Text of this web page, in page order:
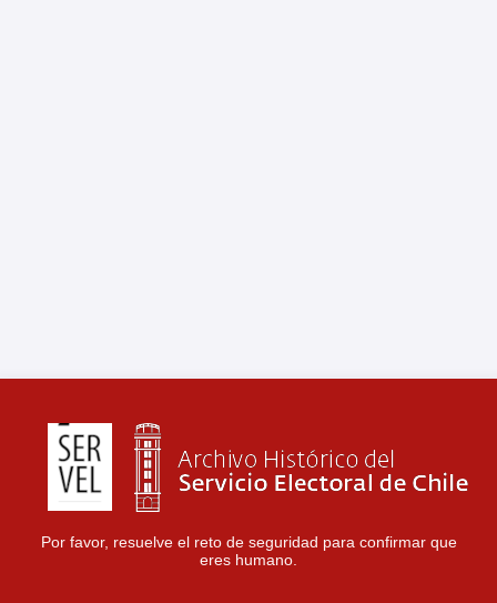
Por favor, resuelve el reto de seguridad para confirmar que
eres humano.